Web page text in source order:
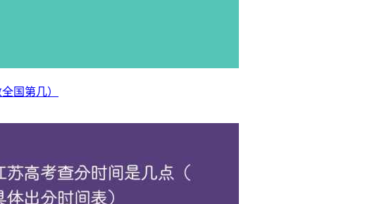
共计26所大学进入榜单，是江苏省学术实力最强的一批大学。上榜高校
等。
学居江苏省高校学术排名前3名，居世界大学学术排名第75名、第101-
华人民共和国教育部直属、中央直管副部级建制的全国重点大学。学校
、医等多个领域。南京大学在教学和科研方面取得了显著的成就，为中国
国第几）